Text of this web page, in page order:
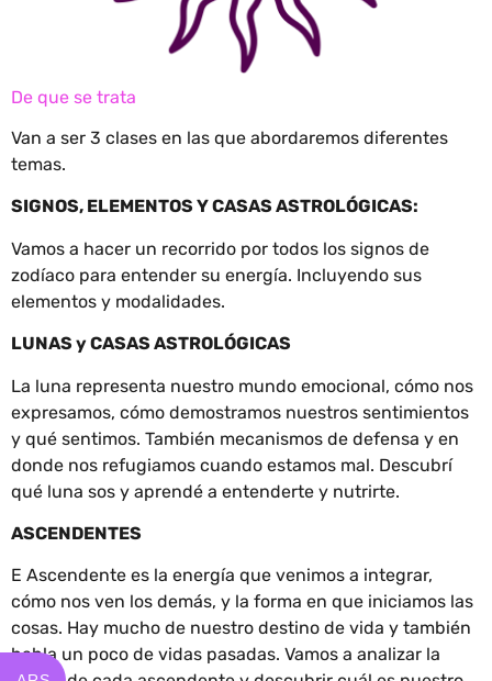
De que se trata
Van a ser 3 clases en las que abordaremos diferentes
temas.
SIGNOS, ELEMENTOS Y CASAS ASTROLÓGICAS:
Vamos a hacer un recorrido por todos los signos de
zodíaco para entender su energía. Incluyendo sus
elementos y modalidades.
LUNAS y CASAS ASTROLÓGICAS
La luna representa nuestro mundo emocional, cómo nos
expresamos, cómo demostramos nuestros sentimientos
y qué sentimos. También mecanismos de defensa y en
donde nos refugiamos cuando estamos mal. Descubrí
qué luna sos y aprendé a entenderte y nutrirte.
ASCENDENTES
E Ascendente es la energía que venimos a integrar,
cómo nos ven los demás, y la forma en que iniciamos las
cosas. Hay mucho de nuestro destino de vida y también
habla un poco de vidas pasadas. Vamos a analizar la